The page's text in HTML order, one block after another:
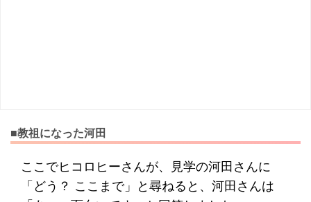
■教祖になった河田
ここでヒコロヒーさんが、見学の河田さんに
「どう？ ここまで」と尋ねると、河田さんは